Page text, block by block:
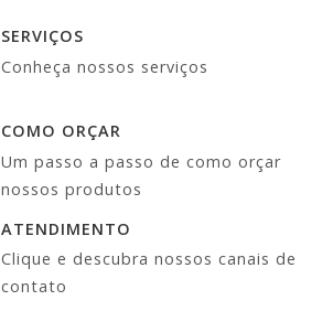
SERVIÇOS
Conheça nossos serviços
COMO ORÇAR
Um passo a passo de como orçar
nossos produtos
ATENDIMENTO
Clique e descubra nossos canais de
contato